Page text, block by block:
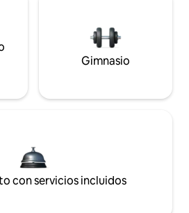
Gimnasio
con servicios incluidos